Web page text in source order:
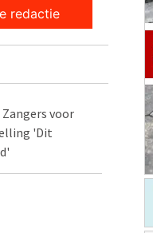
redactie
voor
'Dit